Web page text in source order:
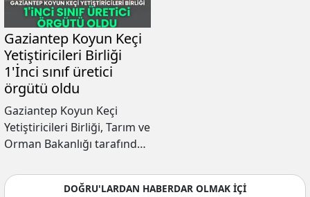
Gaziantep Koyun Keçi
Yetiştiricileri Birliği
1'İnci sınıf üretici
örgütü oldu
Gaziantep Koyun Keçi
Yetiştiricileri Birliği, Tarım ve
Orman Bakanlığı tarafından
sonucunda 2025 yılında da
1'inci sınıf üretici örgütü
DOĞRU'LARDAN HABERDAR OLMAK İÇİ